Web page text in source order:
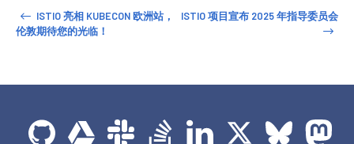
ISTIO 亮相 KUBECON 欧洲站，
伦敦期待您的光临！
ISTIO 项目宣布 2025 年指导委员会